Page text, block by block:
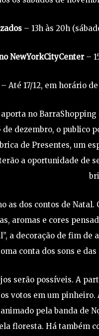
– 13h às 20h
NewYorkCityCenter–
– Até 17/12, em horário
no
de dezembro, o
de Presentes, um
a oportunidade de
as dos contos de
aromas e cores
a decoração de fim
conta dos sons e
serão possíveis. A
votos em um
pela banda de
floresta. Há também